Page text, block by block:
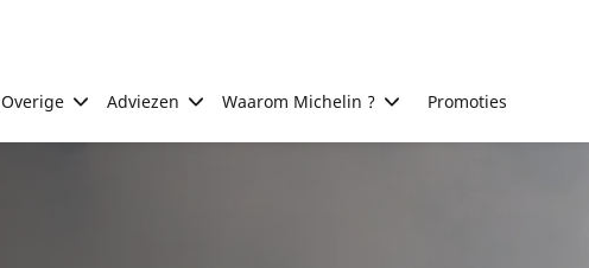
Overige Adviezen Waarom Michelin ? Promoties